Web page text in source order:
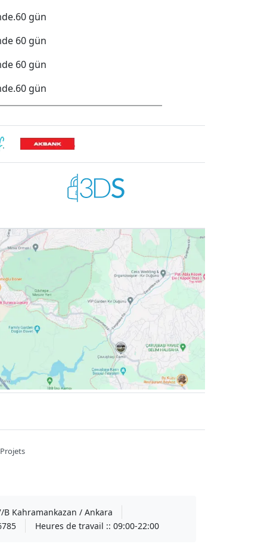
60 gün
60 gün
60 gün
60 gün
B Kahramankazan / Ankara
Heures de travail :: 09:00-22:00